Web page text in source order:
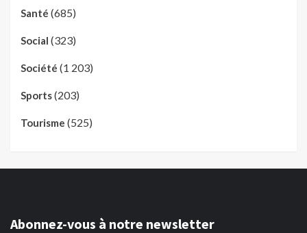
Santé (685)
Social (323)
Société (1 203)
Sports(203)
Tourisme (525)
Abonnez-vous à notre newsletter